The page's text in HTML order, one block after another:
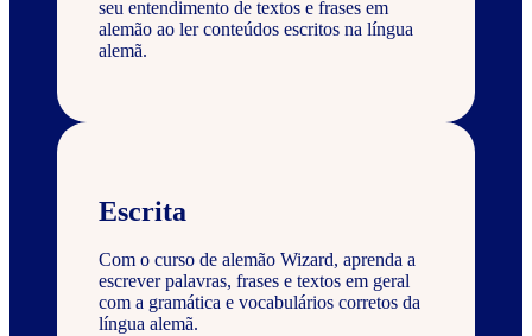
seu entendimento de textos e frases em
alemão ao ler conteúdos escritos na língua
alemã.
Escrita
Com o curso de alemão Wizard, aprenda a
escrever palavras, frases e textos em geral
com a gramática e vocabulários corretos da
língua alemã.